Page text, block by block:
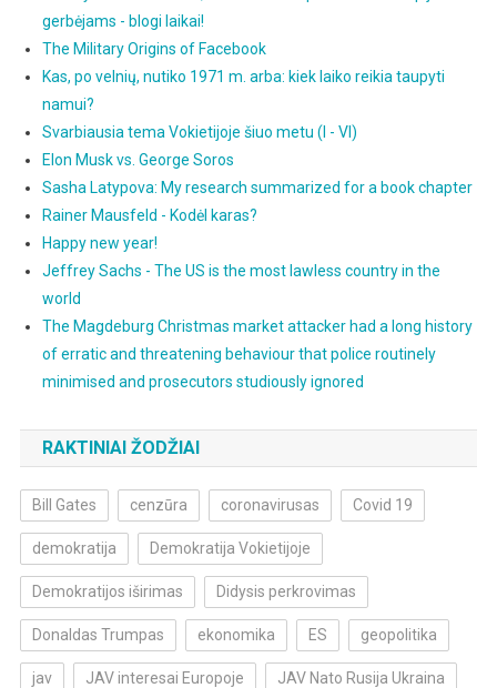
gerbėjams - blogi laikai!
The Military Origins of Facebook
Kas, po velnių, nutiko 1971 m. arba: kiek laiko reikia taupyti
namui?
Svarbiausia tema Vokietijoje šiuo metu (I - VI)
Elon Musk vs. George Soros
Sasha Latypova: My research summarized for a book chapter
Rainer Mausfeld - Kodėl karas?
Happy new year!
Jeffrey Sachs - The US is the most lawless country in the
world
The Magdeburg Christmas market attacker had a long history
of erratic and threatening behaviour that police routinely
minimised and prosecutors studiously ignored
RAKTINIAI ŽODŽIAI
Bill Gates cenzūra coronavirusas Covid 19
demokratija Demokratija Vokietijoje
Demokratijos iširimas Didysis perkrovimas
Donaldas Trumpas ekonomika ES geopolitika
jav JAV interesai Europoje JAV Nato Rusija Ukraina